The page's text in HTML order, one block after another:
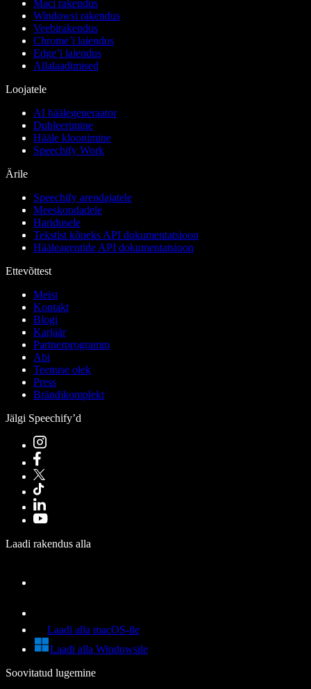
Maci rakendus
Windowsi rakendus
Veebirakendus
Chrome’i laiendus
Edge’i laiendus
Allalaadimised
Loojatele
AI häälegeneraator
Dubleerimine
Hääle kloonimine
Speechify Work
Ärile
Speechify arendajatele
Meeskondadele
Haridusele
Tekstist kõneks API dokumentatsioon
Hääleagentide API dokumentatsioon
Ettevõttest
Meist
Kontakt
Blogi
Karjäär
Partnerprogramm
Abi
Teenuse olek
Press
Brändikomplekt
Jälgi Speechify’d
Laadi rakendus alla
Laadi alla macOS-ile
Laadi alla Windowsile
Soovitatud lugemine